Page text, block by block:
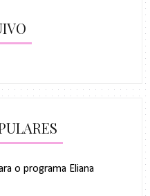
o programa Eliana